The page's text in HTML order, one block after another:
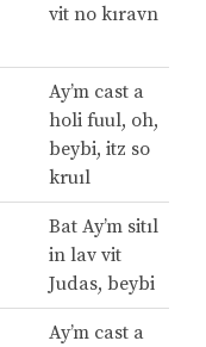
vit no kıravn
Ay’m cast a
holi fuul, oh,
beybi, itz so
kruıl
Bat Ay’m sitıl
in lav vit
Judas, beybi
Ay’m cast a